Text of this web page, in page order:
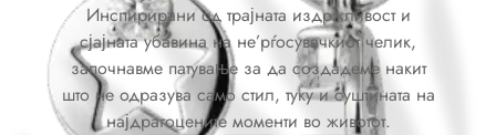
Инспирирани од трајната издржливост и
сјајната убавина на не’рѓосувачкиот челик,
започнавме патување за да создадеме накит
што не одразува само стил, туку и суштината на
најдрагоцените моменти во животот.